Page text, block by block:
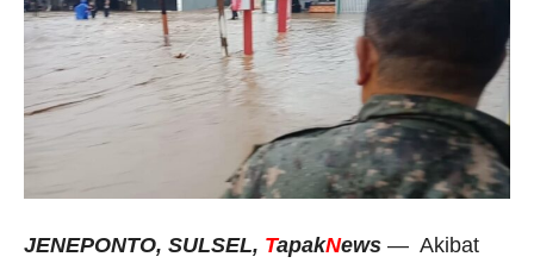
JENEPONTO, SULSEL, TapakNews — Akibat